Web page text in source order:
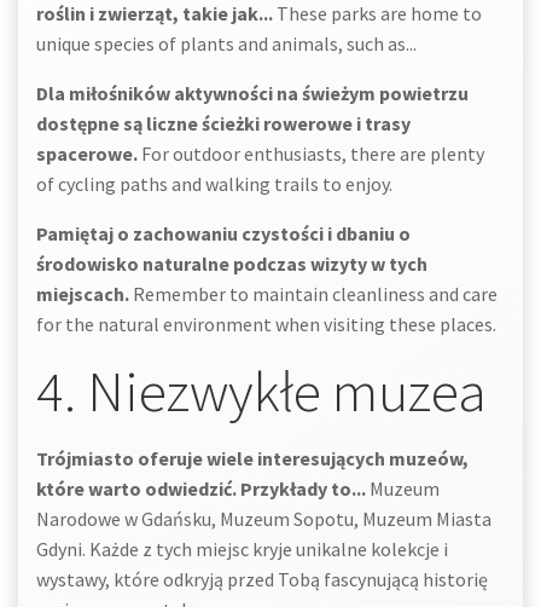
roślin i zwierząt, takie jak... These parks are home to
unique species of plants and animals, such as...
Dla miłośników aktywności na świeżym powietrzu
dostępne są liczne ścieżki rowerowe i trasy
spacerowe. For outdoor enthusiasts, there are plenty
of cycling paths and walking trails to enjoy.
Pamiętaj o zachowaniu czystości i dbaniu o
środowisko naturalne podczas wizyty w tych
miejscach. Remember to maintain cleanliness and care
for the natural environment when visiting these places.
4. Niezwykłe muzea
Trójmiasto oferuje wiele interesujących muzeów,
które warto odwiedzić. Przykłady to... Muzeum
Narodowe w Gdańsku, Muzeum Sopotu, Muzeum Miasta
Gdyni. Każde z tych miejsc kryje unikalne kolekcje i
wystawy, które odkryją przed Tobą fascynującą historię